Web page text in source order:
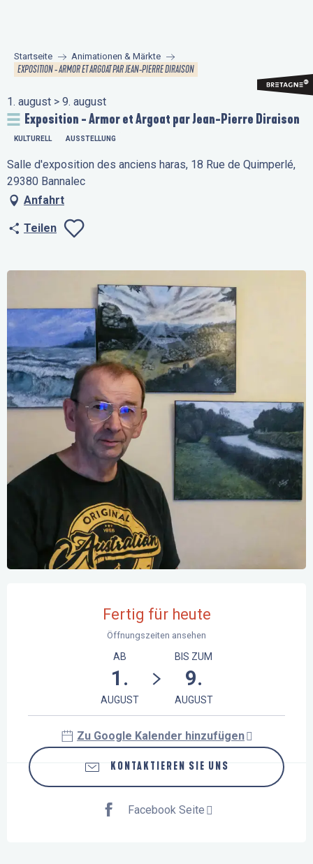
principal
Startseite Animationen & Märkte
EXPOSITION - ARMOR ET ARGOAT PAR JEAN-PIERRE DIRAISON
1. august > 9. august
Exposition - Armor et Argoat par Jean-Pierre Diraison
KULTURELL AUSSTELLUNG
Salle d'exposition des anciens haras, 18 Rue de Quimperlé,
29380 Bannalec
Anfahrt
Teilen
Fertig für heute
Öffnungszeiten ansehen
AB
1.
AUGUST
BIS ZUM
9.
AUGUST
Zu Google Kalender hinzufügen
KONTAKTIEREN SIE UNS
Facebook Seite